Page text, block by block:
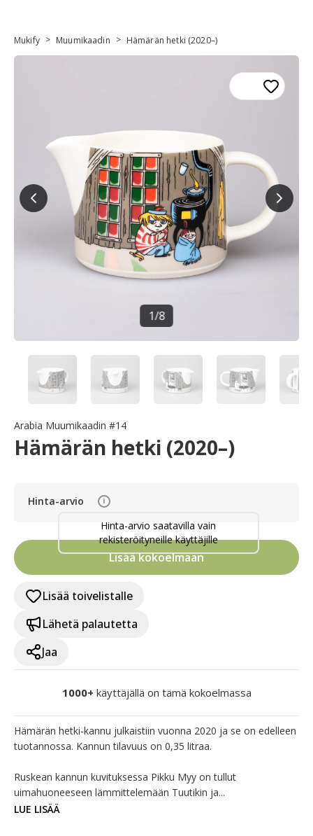
Mukify > Muumikaadin > Hämärän hetki (2020–)
1/8
Arabia Muumikaadin #14
Hämärän hetki (2020–)
Hinta-arvio i
Hinta-arvio saatavilla vain
rekisteröityneille käyttäjille
Lisää kokoelmaan
Lisää toivelistalle
Lähetä palautetta
Jaa
1000+ käyttäjällä on tämä kokoelmassa
Hämärän hetki-kannu julkaistiin vuonna 2020 ja se on edelleen
tuotannossa. Kannun tilavuus on 0,35 litraa.
Ruskean kannun kuvituksessa Pikku Myy on tullut
uimahuoneeseen lämmittelemään Tuutikin ja...
LUE LISÄÄ